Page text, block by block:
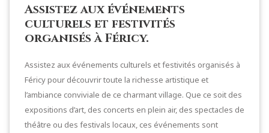
Assistez aux événements
culturels et festivités
organisés à Féricy.
Assistez aux événements culturels et festivités organisés à
Féricy pour découvrir toute la richesse artistique et
l’ambiance conviviale de ce charmant village. Que ce soit des
expositions d’art, des concerts en plein air, des spectacles de
théâtre ou des festivals locaux, ces événements sont